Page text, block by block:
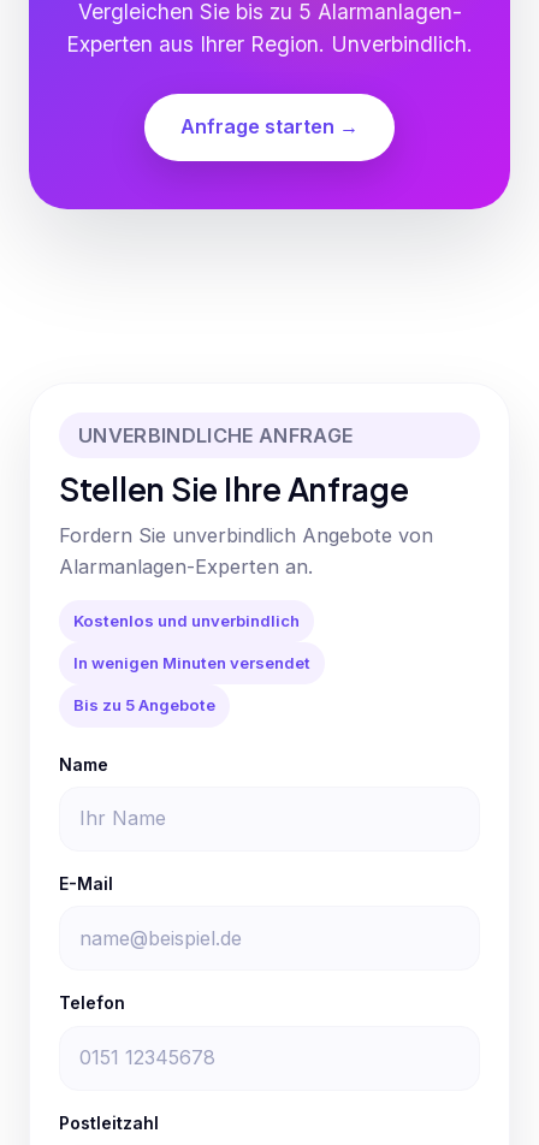
Vergleichen Sie bis zu 5 Alarmanlagen-
Experten aus Ihrer Region. Unverbindlich.
Anfrage starten →
UNVERBINDLICHE ANFRAGE
Stellen Sie Ihre Anfrage
Fordern Sie unverbindlich Angebote von
Alarmanlagen-Experten an.
Kostenlos und unverbindlich
In wenigen Minuten versendet
Bis zu 5 Angebote
Name
E-Mail
Telefon
Postleitzahl